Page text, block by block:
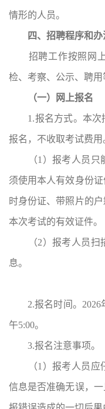
情形的人员。
四、招聘程序和办
招聘工作按照网
检、考察、公示、聘用
（一）网上报名
1.报名方式。 本次
报名，不收取考试费用
（1）报考人员
须使用本人有效身份
时身份证、带照片的
本次考试的有效证件。
（2）报考人员
息。
2.报名时间。 2026
午5:00。
3.报名注意事项。
（1）报考人员
信息是否准确无误，